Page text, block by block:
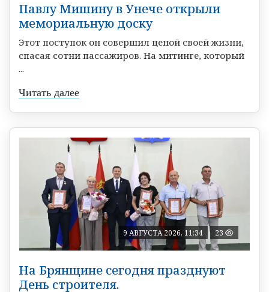
Павлу Мишину в Унече открыли
мемориальную доску
Этот поступок он совершил ценой своей жизни,
спасая сотни пассажиров. На митинге, который
...
Читать далее
9 АВГУСТА 2026, 11:34 23
На Брянщине сегодня празднуют
День строителя.